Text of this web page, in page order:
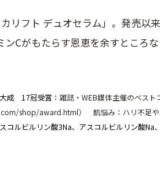
リフト デュオセラム」。発売以
Cがもたらす恩恵を余すところ
成 17冠受賞： 雑誌・WEB媒体主催のベス
shop/award.html） 肌悩み：ハリ不足
コルビルリン酸3Na、アスコルビルリン酸Na